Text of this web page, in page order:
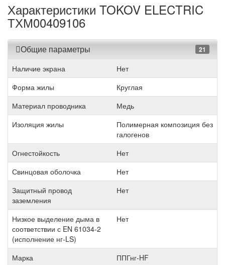
Характеристики TOKOV ELECTRIC
ТХМ00409106
Общие параметры 21
Наличие экрана
Нет
Форма жилы
Круглая
Материал проводника
Медь
Изоляция жилы
Полимерная композиция без
галогенов
Огнестойкость
Нет
Свинцовая оболочка
Нет
Защитный провод
заземления
Нет
Низкое выделение дыма в
соответствии с EN 61034-2
(исполнение нг-LS)
Нет
Марка
ППГнг-HF